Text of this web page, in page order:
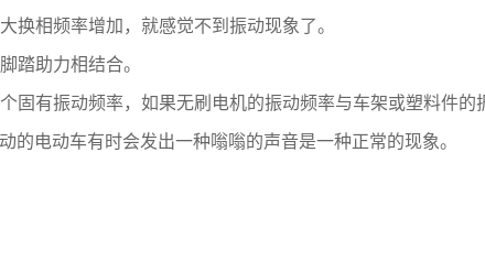
换相频率增加，就感觉不到振动现象了。
踏助力相结合。
固有振动频率，如果无刷电机的振动频率与车架或塑料件
的电动车有时会发出一种嗡嗡的声音是一种正常的现象。